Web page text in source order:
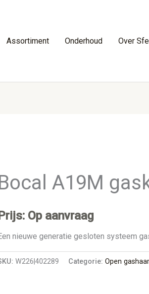
Assortiment Onderhoud Over
A19M
Prijs: Op aanvraag
nieuwe generatie gesloten systeem
W226|402289 Categorie:Open